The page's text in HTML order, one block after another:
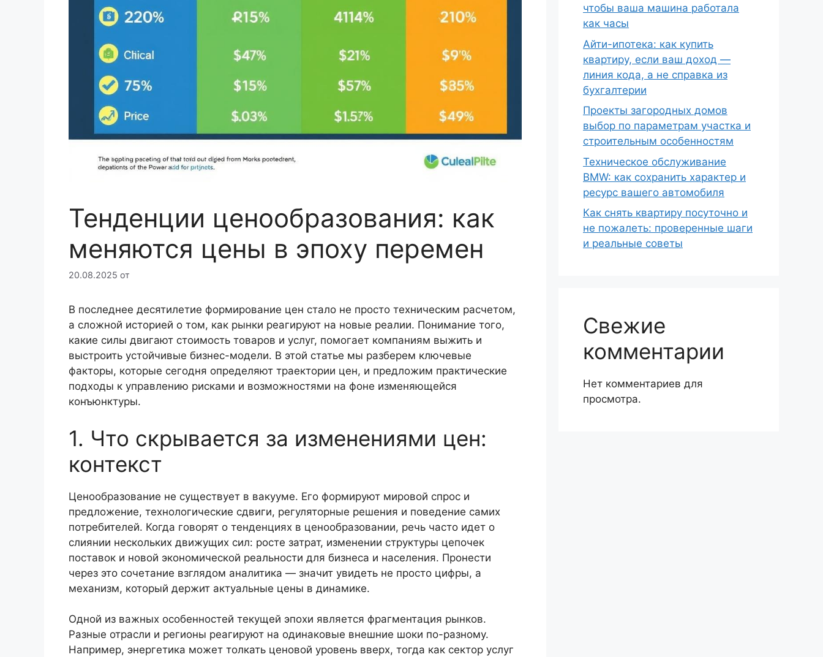
Тенденции ценообразования: как
меняются цены в эпоху перемен
20.08.2025 от
В последнее десятилетие формирование цен стало не просто техническим расчетом,
а сложной историей о том, как рынки реагируют на новые реалии. Понимание того,
какие силы двигают стоимость товаров и услуг, помогает компаниям выжить и
выстроить устойчивые бизнес-модели. В этой статье мы разберем ключевые
факторы, которые сегодня определяют траектории цен, и предложим практические
подходы к управлению рисками и возможностями на фоне изменяющейся
конъюнктуры.
1. Что скрывается за изменениями цен:
контекст
Ценообразование не существует в вакууме. Его формируют мировой спрос и
предложение, технологические сдвиги, регуляторные решения и поведение самих
потребителей. Когда говорят о тенденциях в ценообразовании, речь часто идет о
слиянии нескольких движущих сил: росте затрат, изменении структуры цепочек
поставок и новой экономической реальности для бизнеса и населения. Пронести
через это сочетание взглядом аналитика — значит увидеть не просто цифры, а
механизм, который держит актуальные цены в динамике.
Одной из важных особенностей текущей эпохи является фрагментация рынков.
Разные отрасли и регионы реагируют на одинаковые внешние шоки по-разному.
Например, энергетика может толкать ценовой уровень вверх, тогда как сектор услуг
чтобы ваша машина работала
как часы
Айти-ипотека: как купить
квартиру, если ваш доход —
линия кода, а не справка из
бухгалтерии
Проекты загородных домов
выбор по параметрам участка и
строительным особенностям
Техническое обслуживание
BMW: как сохранить характер и
ресурс вашего автомобиля
Как снять квартиру посуточно и
не пожалеть: проверенные шаги
и реальные советы
Свежие
комментарии
Нет комментариев для
просмотра.